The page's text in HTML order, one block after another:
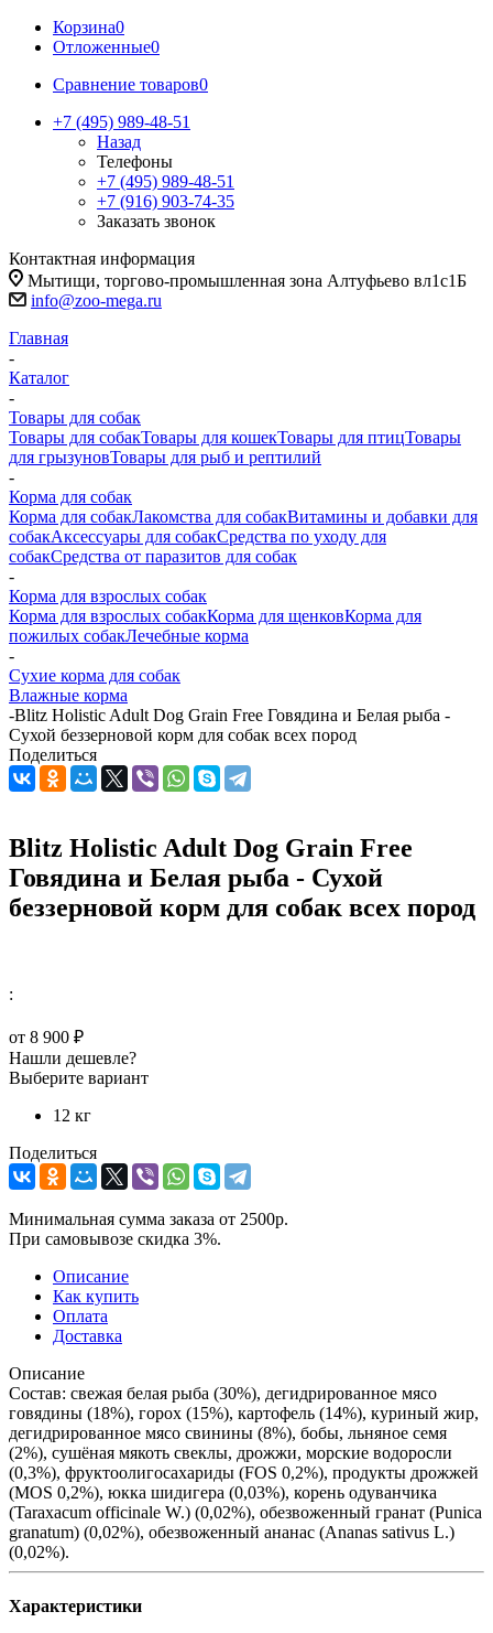
Корзина0
Отложенные0
Сравнение товаров0
+7 (495) 989-48-51
Назад
Телефоны
+7 (495) 989-48-51
+7 (916) 903-74-35
Заказать звонок
Контактная информация
Мытищи, торгово-промышленная зона Алтуфьево вл1с1Б
info@zoo-mega.ru
Главная
-
Каталог
-
Товары для собак
Товары для собакТовары для кошекТовары для птицТовары
для грызуновТовары для рыб и рептилий
-
Корма для собак
Корма для собакЛакомства для собакВитамины и добавки для
собакАксессуары для собакСредства по уходу для
собакСредства от паразитов для собак
-
Корма для взрослых собак
Корма для взрослых собакКорма для щенковКорма для
пожилых собакЛечебные корма
-
Сухие корма для собак
Влажные корма
-Blitz Holistic Adult Dog Grain Free Говядина и Белая рыба -
Сухой беззерновой корм для собак всех пород
Поделиться
Blitz Holistic Adult Dog Grain Free
Говядина и Белая рыба - Сухой
беззерновой корм для собак всех пород
:
от 8 900 ₽
Нашли дешевле?
Выберите вариант
12 кг
Поделиться
Минимальная сумма заказа от 2500р.
При самовывозе скидка 3%.
Описание
Как купить
Оплата
Доставка
Описание
Состав: свежая белая рыба (30%), дегидрированное мясо
говядины (18%), горох (15%), картофель (14%), куриный жир,
дегидрированное мясо свинины (8%), бобы, льняное семя
(2%), сушёная мякоть свеклы, дрожжи, морские водоросли
(0,3%), фруктоолигосахариды (FOS 0,2%), продукты дрожжей
(MOS 0,2%), юкка шидигера (0,03%), корень одуванчика
(Taraxacum officinale W.) (0,02%), обезвоженный гранат (Punica
granatum) (0,02%), обезвоженный ананас (Ananas sativus L.)
(0,02%).
Характеристики